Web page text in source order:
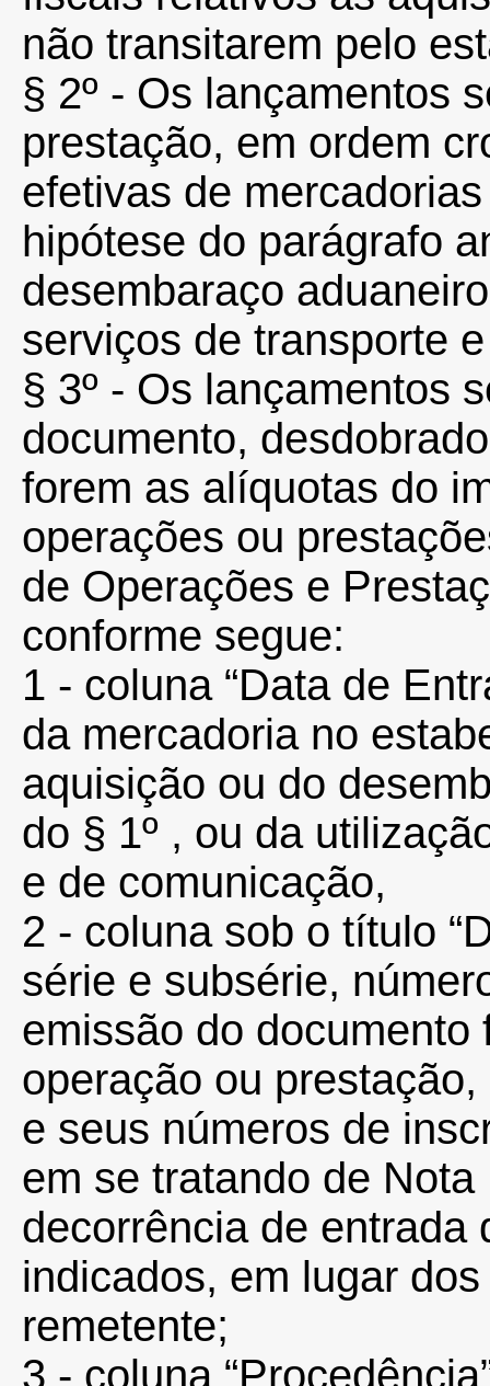
não transitarem pelo
§ 2º - Os lançamentos
prestação, em ordem
efetivas de
hipótese do parágrafo
desembaraço
serviços de transporte
§ 3º - Os lançamentos
documento,
forem as alíquotas do
operações ou
de Operações e
conforme segue:
1 - coluna “Data de
da mercadoria no
aquisição ou do
do § 1º , ou da
e de comunicação,
2 - coluna sob o título
série e subsérie,
emissão do
operação ou
e seus números de
em se tratando de
decorrência de entrada
indicados, em lugar
remetente;
3 - coluna